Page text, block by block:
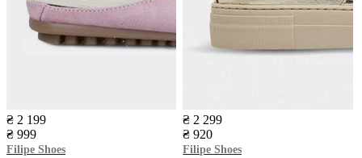
₴ 2 199
₴ 999
Filipe Shoes
₴ 2 299
₴ 920
Filipe Shoes